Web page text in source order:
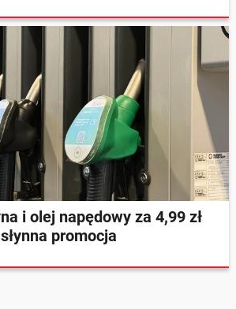
i olej napędowy za 4,99 zł
promocja